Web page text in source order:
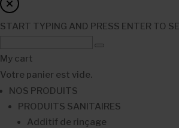
START TYPING AND PRESS ENTER TO
My cart
Votre panier est vide.
NOS PRODUITS
PRODUITS SANITAIRES
Additif de rinçage